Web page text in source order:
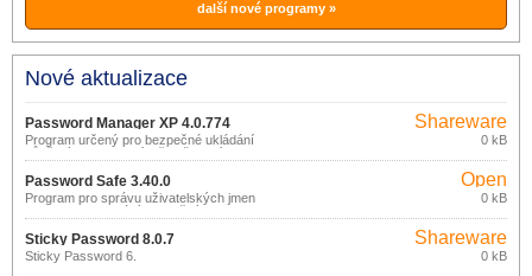
další nové programy »
Nové aktualizace
Password Manager XP 4.0.774
Program určený pro bezpečné ukládání
důvěrných informací (přihlašovacích
jmen, hesel, PIN kódů, čísel kreditních
karet, apod.
Shareware
0 kB
Password Safe 3.40.0
Program pro správu uživatelských jmen
a hesel (generování bezpečných hesel,
různé způsoby třídění,…).
Open
source
(gpl)
0 kB
Sticky Password 8.0.7
Sticky Password 6.
Shareware
0 kB